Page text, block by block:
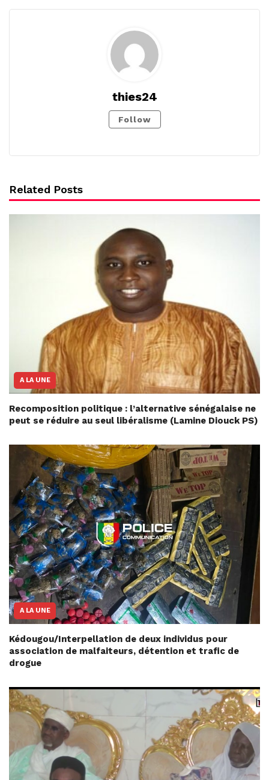
thies24
Follow
Related Posts
A LA UNE
Recomposition politique : l’alternative sénégalaise ne
peut se réduire au seul libéralisme (Lamine Diouck PS)
A LA UNE
Kédougou/Interpellation de deux individus pour
association de malfaiteurs, détention et trafic de
drogue